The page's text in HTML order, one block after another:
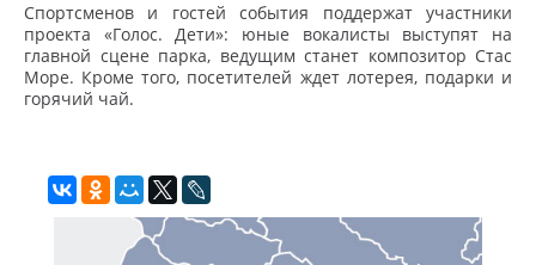
Спортсменов и гостей события поддержат участники
проекта «Голос. Дети»: юные вокалисты выступят на
главной сцене парка, ведущим станет композитор Стас
Море. Кроме того, посетителей ждет лотерея, подарки и
горячий чай.